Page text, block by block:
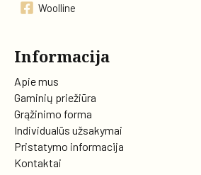
Woolline
Informacija
Apie mus
Gaminių priežiūra
Grąžinimo forma
Individualūs užsakymai
Pristatymo informacija
Kontaktai